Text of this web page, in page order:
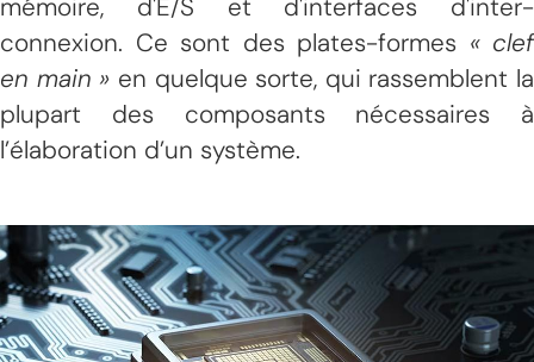
mémoire, d'E/S et d'interfaces d'inter-
connexion. Ce sont des plates-formes « clef
en main » en quelque sorte, qui rassemblent la
plupart des composants nécessaires à
l’élaboration d’un système.